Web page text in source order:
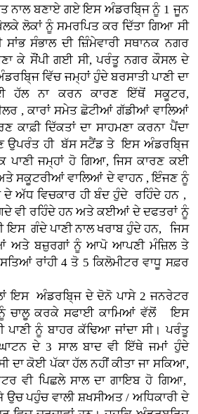
ਨਾਲ ਬਣਾਏ ਗਏ ਇਸ ਅੰਡਰਬਿ੍ਜ ਨੂੰ 1 ਜੂਨ
ਲੋਕਾਂ ਨੂੰ ਸਮਰਪਿਤ ਕਰ ਦਿੱਤਾ ਗਿਆ ਸੀ
ਸੰਭਾਲ ਦੀ ਜ਼ਿੰਮੇਵਾਰੀ ਸਥਾਨਕ ਨਗਰ
ਕੇ ਸੌਂਪੀ ਗਈ ਸੀ, ਪਰੰਤੂ ਨਗਰ ਕੌਸਲ ਦੇ
ਵਿੱਚ ਜਮ੍ਹਾਂ ਹੁੰਦੇ ਬਰਸਾਤੀ ਪਾਣੀ ਦਾ
ਨਾ ਕਰਨ ਕਾਰਣ ਇੱਥੋਂ ਸਕੂਟਰ,
, ਕਾਰਾਂਸਮੇਤ ਛੋਟੀਆਂ ਗੱਡੀਆਂ ਵਾਲਿਆਂ
ਕਾਫ਼ੀ ਦਿੱਕਤਾਂ ਦਾ ਸਾਹਮਣਾ ਕਰਨਾ ਪੈਂਦਾ
ਉਪਰੰਤ ਹੀ ਬੱਸ ਸਟੈਂਡ ਤੇ ਇਸ ਅੰਡਰਬਿ੍ਜ
ਪਾਣੀ ਜਮ੍ਹਾਂ ਹੋ ਗਿਆ, ਜਿਸ ਕਾਰਣ ਕਈ
ਸਕੂਟਰੀਆਂ ਵਾਲਿਆਂ ਦੇ ਵਾਹਨ , ਇੰਜਣ ਨੂੰ
ਦੇ ਅੱਧ ਵਿਚਕਾਰ ਹੀ ਬੰਦ ਹੁੰਦੇ ਰਹਿੰਦੇ ਹਨ ,
ਵੀ ਰਹਿੰਦੇ ਹਨ ਅਤੇ ਕਈਆਂ ਦੇ ਦਫਤਰਾਂ ਨੂੰ
ਇਸ ਗੰਦੇ ਪਾਣੀ ਨਾਲ ਖਰਾਬ ਹੁੰਦੇ ਹਨ, ਜਿਸ
ਅਤੇ ਬਜ਼ੁਰਗਾਂ ਨੂੰ ਆਪੋ ਆਪਣੀ ਮੰਜ਼ਿਲ ਤੇ
ਰਾਂਹੀ 4 ਤੋ 5 ਕਿਲੋਮੀਟਰ ਵਾਧੂ ਸਫ਼ਰ
ਇਸ ਅੰਡਰਬਿ੍ਜ ਦੇ ਦੋਨੋ ਪਾਸੇ 2 ਜਨਰੇਟਰ
ਨੂੰ ਚਾਲੂ ਕਰਕੇ ਸਫਾਈ ਕਾਮਿਆਂ ਵੱਲੋਂ ਇਸ
ਪਾਣੀ ਨੂੰ ਬਾਹਰ ਕੱਢਿਆ ਜਾਂਦਾ ਸੀ। ਪਰੰਤੂ
ਦੇ 3 ਸਾਲ ਬਾਦ ਵੀ ਇੱਥੇ ਜਮਾਂ ਹੁੰਦੇ
ਦਾ ਕੋਈ ਪੱਕਾ ਹੱਲ ਨਹੀਂ ਕੀਤਾ ਜਾ ਸਕਿਆ,
ਵੀ ਪਿਛਲੇ ਸਾਲ ਦਾ ਗਾਇਬ ਹੋ ਗਿਆ,
ਉਚ ਪਹੁੰਚ ਵਾਲੀ ਸ਼ਖਸੀਅਤ / ਅਧਿਕਾਰੀ ਦੇ